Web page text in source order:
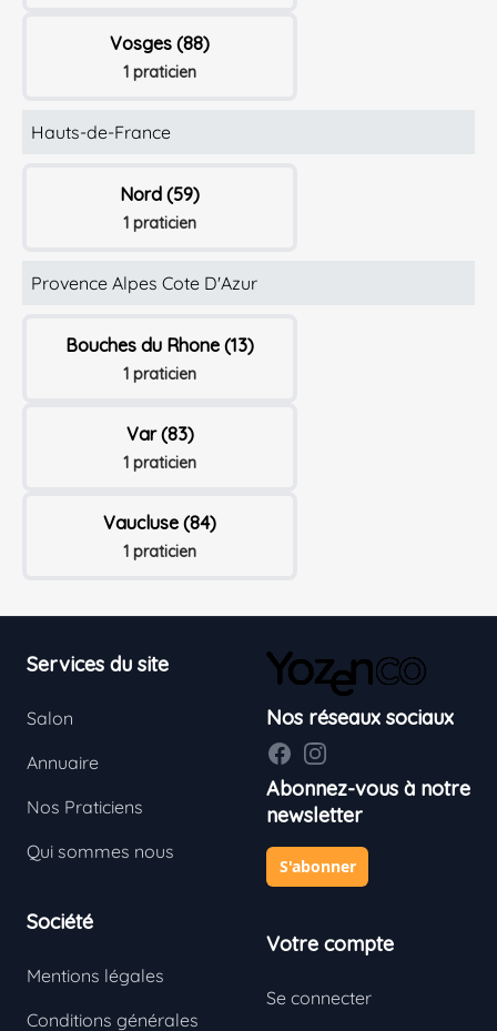
Vosges (88)
1 praticien
Hauts-de-France
Nord (59)
1 praticien
Provence Alpes Cote D'Azur
Bouches du Rhone (13)
1 praticien
Var (83)
1 praticien
Vaucluse (84)
1 praticien
Services du site
Salon
Annuaire
Nos Praticiens
Qui sommes nous
Société
Mentions légales
Conditions générales
Nos réseaux sociaux
FacebookInstagram
Abonnez-vous à notre
newsletter
S'abonner
Votre compte
Se connecter